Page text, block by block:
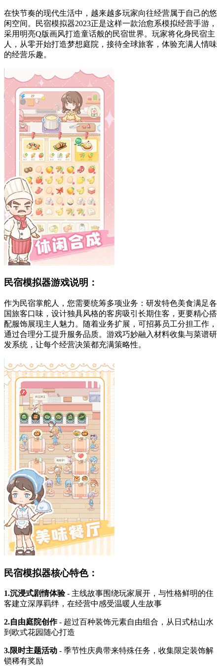
在快节奏的现代生活中，越来越多玩家向往经营属于自己的悠
闲空间。民宿模拟器2023正是这样一款治愈系模拟经营手游，
采用明亮Q版画风打造童话般的民宿世界。玩家将化身民宿主
人，从零开始打造梦想庭院，接待全球旅客，体验充满人情味
的经营乐趣。
民宿模拟器游戏说明：
作为民宿掌舵人，您需要统筹多项业务：研发特色美食满足各
国旅客口味，设计独具风格的客房吸引长期住客，更要精心搭
配服饰展现主人魅力。随着业务扩展，可招募员工分担工作，
通过合理分工提升服务品质。游戏巧妙融入材料收集与菜谱研
发系统，让每个经营决策都充满策略性。
民宿模拟器核心特色：
1.沉浸式剧情体验- 主线故事围绕玩家展开，与性格鲜明的住
客建立深厚羁绊，在经营中感受温暖人生故事
2.自由庭院创作- 超过百种装饰元素自由组合，从日式枯山水
到欧式花园随心打造
3.限时主题活动 - 季节性庆典带来特殊任务，收集限定装饰解
锁稀有奖励